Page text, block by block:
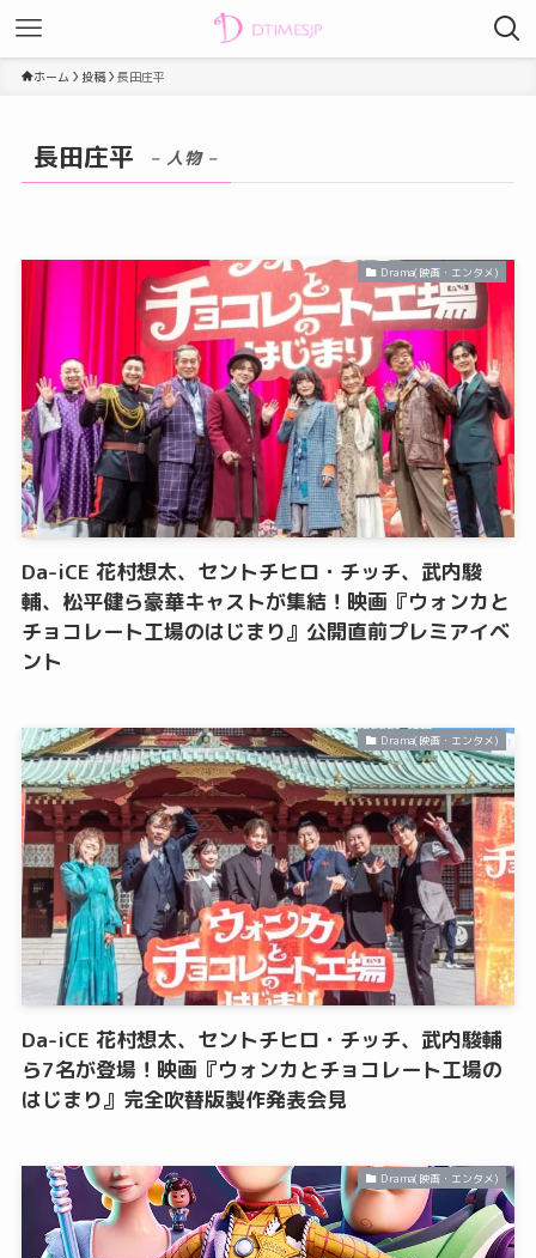
ホーム 投稿 長田庄平
長田庄平 – 人物 –
Drama(映画・エンタメ)
Da-iCE 花村想太、セントチヒロ・チッチ、武内駿
輔、松平健ら豪華キャストが集結！映画『ウォンカと
チョコレート工場のはじまり』公開直前プレミアイベ
ント
Drama(映画・エンタメ)
Da-iCE 花村想太、セントチヒロ・チッチ、武内駿輔
ら7名が登場！映画『ウォンカとチョコレート工場の
はじまり』完全吹替版製作発表会見
Drama(映画・エンタメ)